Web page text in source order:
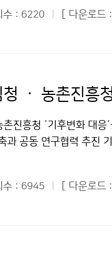
수 : 6220 [ 다운로드 :
진흥청 ´기후변화 대
과 공동 연구협력 추진
수 : 6945 [ 다운로드 :